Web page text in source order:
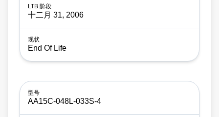
十二月 31, 2006
End Of Life
AA15C-048L-033S-4